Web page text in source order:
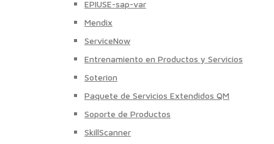
EPIUSE-sap-var
Mendix
ServiceNow
Entrenamiento en Productos y Servicios
Soterion
Paquete de Servicios Extendidos QM
Soporte de Productos
SkillScanner